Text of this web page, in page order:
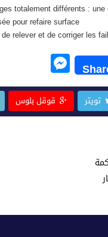
totalement différents :
pour refaire surface
relever et de corriger les
e
ss
e
تويتر قوقل بلوس